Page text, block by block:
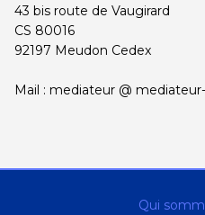
centre
centre
43 bis route de Vaugirard
CS 80016
92197 Meudon Cedex
Mail : mediateur @
Qui